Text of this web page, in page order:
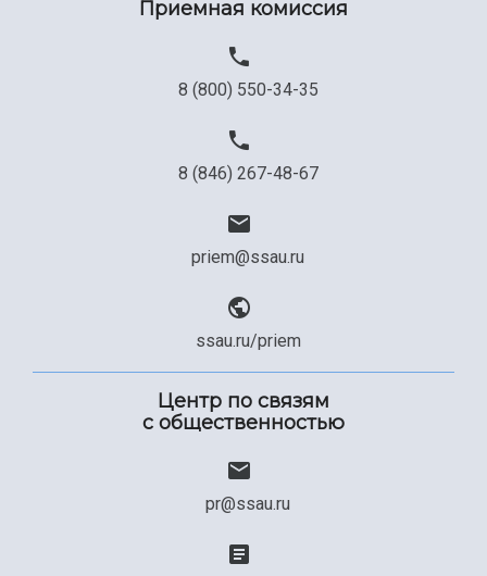
Официальные документы
Приемная комиссия
8 (800) 550-34-35
8 (846) 267-48-67
priem@ssau.ru
ssau.ru/priem
Центр по связям
с общественностью
pr@ssau.ru